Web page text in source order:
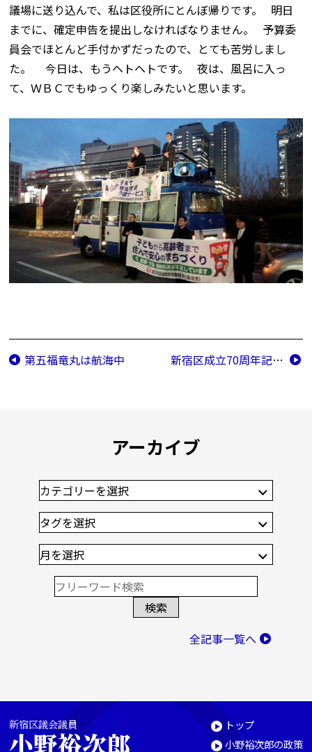
議場に送り込んで、私は区役所にとんぼ帰りです。 明日
までに、確定申告を提出しなければなりません。 予算委
員会でほとんど手付かずだったので、とても苦労しまし
た。 今日は、もうヘトヘトです。 夜は、風呂に入っ
て、ＷＢＣでもゆっくり楽しみたいと思います。
第五福竜丸は航海中 新宿区成立70周年記念式典
アーカイブ
全記事一覧へ
新宿区議会議員
小野裕次郎
トップ
小野裕次郎の政策